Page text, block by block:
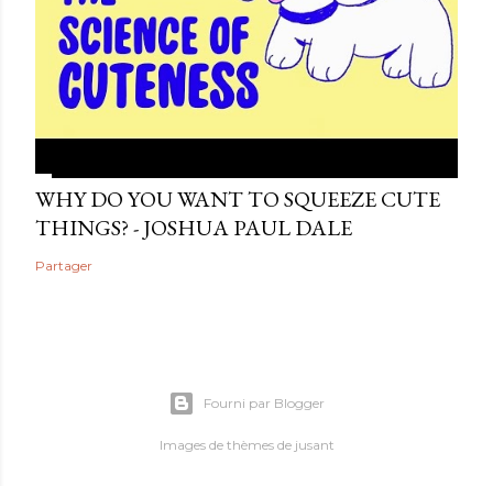
WHY DO YOU WANT TO SQUEEZE CUTE
THINGS? - JOSHUA PAUL DALE
Partager
Fourni par Blogger
Images de thèmes de jusant